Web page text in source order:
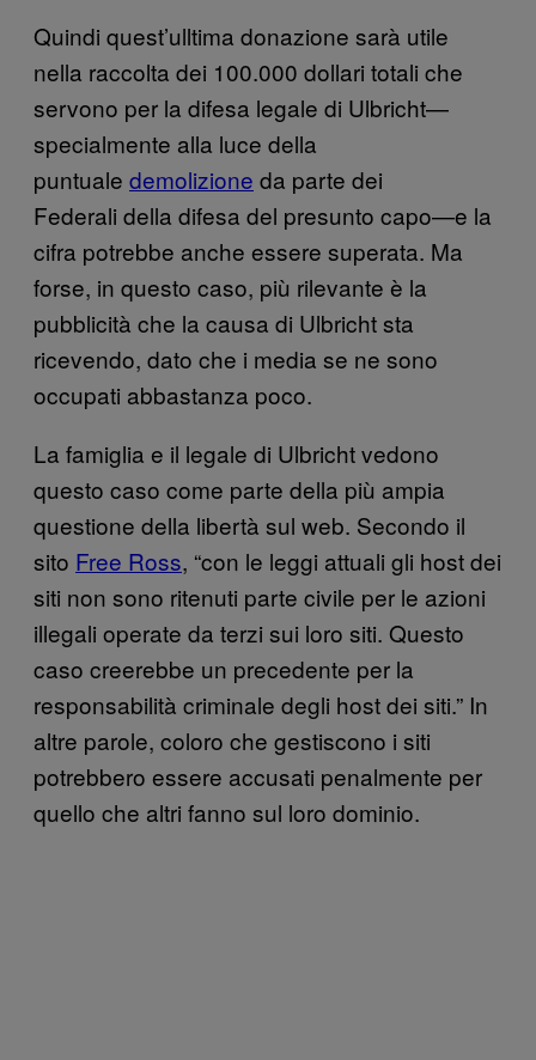
Quindi quest’ulltima donazione sarà utile
nella raccolta dei 100.000 dollari totali che
servono per la difesa legale di Ulbricht—
specialmente alla luce della
puntuale demolizione da parte dei
Federali della difesa del presunto capo—e la
cifra potrebbe anche essere superata. Ma
forse, in questo caso, più rilevante è la
pubblicità che la causa di Ulbricht sta
ricevendo, dato che i media se ne sono
occupati abbastanza poco.
La famiglia e il legale di Ulbricht vedono
questo caso come parte della più ampia
questione della libertà sul web. Secondo il
sito Free Ross, “con le leggi attuali gli host dei
siti non sono ritenuti parte civile per le azioni
illegali operate da terzi sui loro siti. Questo
caso creerebbe un precedente per la
responsabilità criminale degli host dei siti.” In
altre parole, coloro che gestiscono i siti
potrebbero essere accusati penalmente per
quello che altri fanno sul loro dominio.